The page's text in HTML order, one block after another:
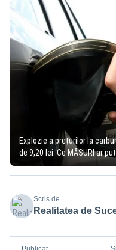
Explozie a prețurilor la
de 9,20 lei. Ce MĂSURI ar
Scris de
Realitatea de